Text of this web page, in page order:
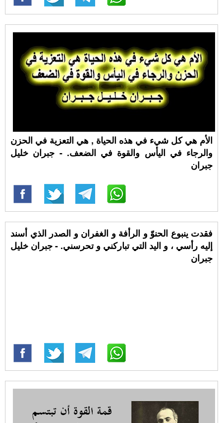
الأم هي كل شيء في هذه الحياة , هي التعزية في الحزن
والرجاء في اليأس والقوة في الضعف. - جبران خليل
جبران
فقدت ينبوع الحنوّ و الرأفة و الغفران و الصدر الذي أسند
إليه رأسي ، و اليد التي تباركني و تحرسني. - جبران خليل
جبران